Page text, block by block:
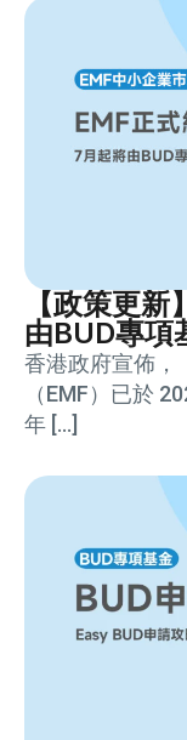
【政策更
由BUD專項
香港政府宣佈，
（EMF）已於
年 […]